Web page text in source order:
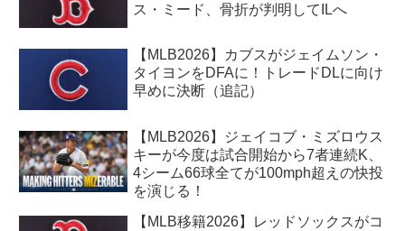
ス・ミード、骨折が判明してILへ
【MLB2026】カブスがジェイムソン・
タイヨンをDFAに！トレードDLに向け
早めに決断（追記）
【MLB2026】ジェイコブ・ミズロウス
キーが今度は試合開始から7者連続K、
4シーム66球全てが100mph超えの快投
を演じる！
【MLB移籍2026】レッドソックスがコ